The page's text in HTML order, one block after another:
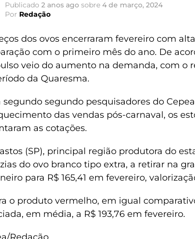
Publicado 2 anos ago sobre 4 de março, 2024
Por Redação
dos ovos encerraram fevereiro com
com o primeiro mês do ano. De
veio do aumento na demanda, com o
da Quaresma.
segundo segundo pesquisadores do
das vendas pós-carnaval, os
as cotações.
(SP), principal região produtora do
do ovo branco tipo extra, a retirar na
para R$ 165,41 em fevereiro,
o produto vermelho, em igual
em média, a R$ 193,76 em fevereiro.
Redação